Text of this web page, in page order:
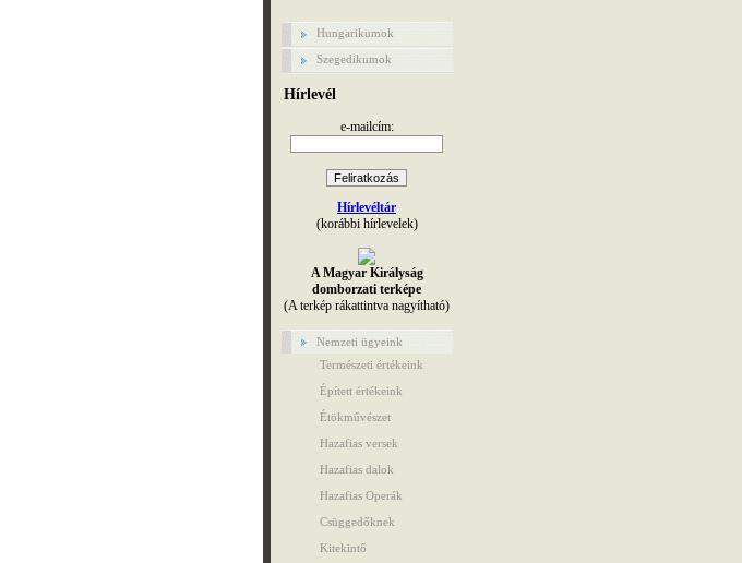
Hungarikumok
Szegedikumok
Hírlevél
e-mailcím:
Hírlevéltár
(korábbi hírlevelek)
A Magyar Királyság
domborzati terképe
(A terkép rákattintva nagyítható)
Nemzeti ügyeink
Természeti értékeink
Épített értékeink
Étökművészet
Hazafias versek
Hazafias dalok
Hazafias Operák
Csüggedőknek
Kitekintő